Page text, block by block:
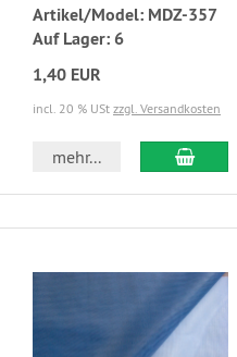
Artikel/Model: MDZ-357
Auf Lager: 6
1,40 EUR
incl. 20 % USt zzgl. Versandkosten
mehr...